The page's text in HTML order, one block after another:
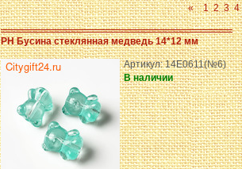
«
1 2 3 4
PH Бусина стеклянная медведь 14*12 мм
Артикул: 14E0611(№6)
В наличии